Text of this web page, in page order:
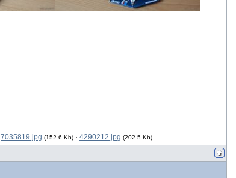
7035819.jpg (152.6 Kb) · 4290212.jpg (202.5 Kb)